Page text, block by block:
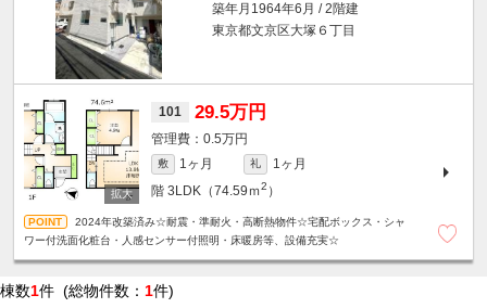
築年月1964年6月 / 2階建
東京都文京区大塚６丁目
101 29.5万円
0.5万円
敷 1ヶ月 礼
1ヶ月
階 3LDK（74.59ｍ2 ）
2024年改築済み☆耐震・準耐火・高断熱物件☆宅配ボックス・シャ
ワー付洗面化粧台・人感センサー付照明・床暖房等、設備充実☆
棟数1件 (総物件数： 1件)